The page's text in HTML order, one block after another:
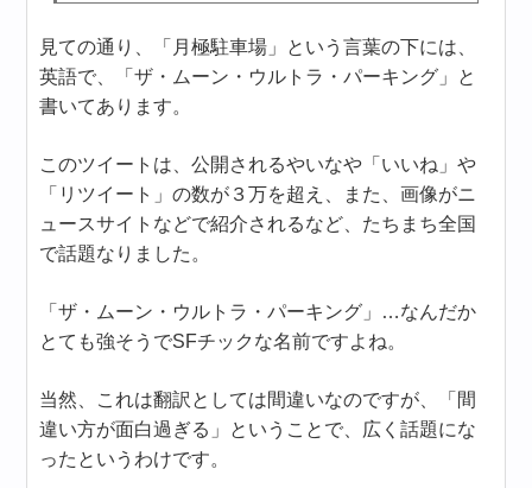
見ての通り、「月極駐車場」という言葉の下には、
英語で、「ザ・ムーン・ウルトラ・パーキング」と
書いてあります。
このツイートは、公開されるやいなや「いいね」や
「リツイート」の数が３万を超え、また、画像がニ
ュースサイトなどで紹介されるなど、たちまち全国
で話題なりました。
「ザ・ムーン・ウルトラ・パーキング」…なんだか
とても強そうでSFチックな名前ですよね。
当然、これは翻訳としては間違いなのですが、「間
違い方が面白過ぎる」ということで、広く話題にな
ったというわけです。